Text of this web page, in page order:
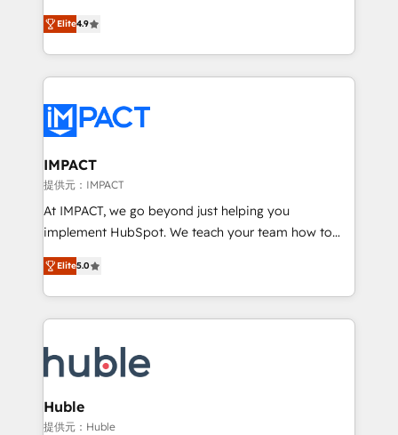
Simple pay-as-you-go plans that accelerate value...
1️⃣ Set Up | Onboarding New or Check-fixing existing
HubSpot portals 2️⃣ Scale Up | 100% HubSpot Task
Execution... Global 24/7 ... All Experts 3️⃣ Integrate |
Slash months from your API Integration project... ⬅️
Click "Contact Business" ⬅️ to access 150+ Kickstart
Integration templates that put HubSpot in the center
of your tech stack, syncing... 🛍️ Shopify or
WooCommerce 💲 Stripe or Paypal 💰 Sage or
Netsuite 🤖 Google or Microsoft ✍️ DocuSign or
the rare Advanced "Custom Integrations"
Accreditation, securely sync data across... 🔄 any
new HubSpot portal with Advanced Website and
CRM Migrations using our in-house "HubScrub" Tool.
Elite4.9
IMPACT
提供元：IMPACT
At IMPACT, we go beyond just helping you
implement HubSpot. We teach your team how to
master it. As the creators of the Endless Customers
System™ (the next evolution of They Ask, You
Answer), we’re the only HubSpot partner built
entirely around coaching and training. That means
skills, processes, and internal team you need to
attract the right buyers, close deals faster, and grow
without outside dependencies. You’ll learn how to: •
Set up, audit, and organize your HubSpot portal •
Elite5.0
Huble
提供元：Huble